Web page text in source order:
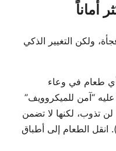
أماناً
ولكن التغيير الذكي
طعام في وعاء
“آمن للميكروويف”
لن تذوب، لكنها لا تضمن
انقل الطعام إلى أطباق